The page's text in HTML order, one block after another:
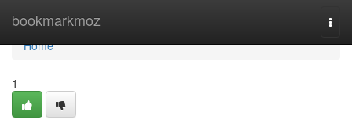
bookmarkmoz
Home
Home
1